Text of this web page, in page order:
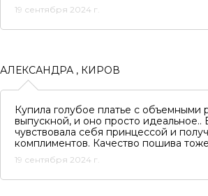
19 сентября 2024 г.
АЛЕКСАНДРА , КИРОВ
Купила голубое платье с объемными
выпускной, и оно просто идеальное..
чувствовала себя принцессой и
комплиментов. Качество пошива
19 сентября 2024 г.